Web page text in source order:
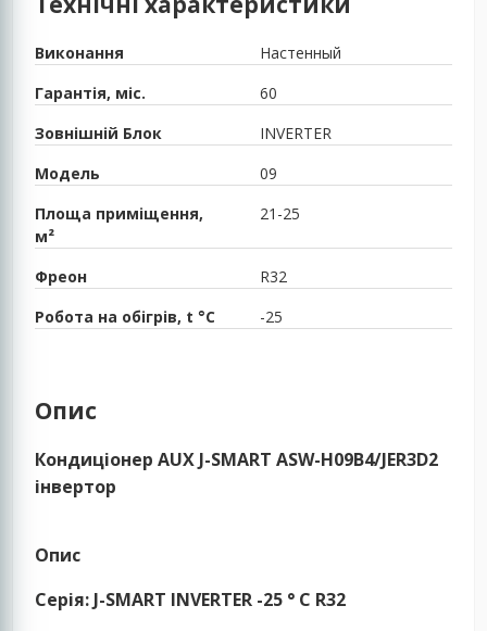
Виконання
Настенный
Гарантія, міс.
60
Зовнішній Блок
INVERTER
Модель
09
Площа приміщення,
м²
21-25
Фреон
R32
Робота на обігрів, t °C
-25
Опис
Кондиціонер AUX J-SMART ASW-H09B4/JER3D2
інвертор
Опис
Серія: J-SMART INVERTER -25 ° C R32